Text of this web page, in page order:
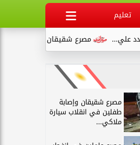
تعليم
مصرع شقيقان وإصابة طفلين في
مصرع شقيقان وإصابة
طفلين في انقلاب سيارة
ملاكي...